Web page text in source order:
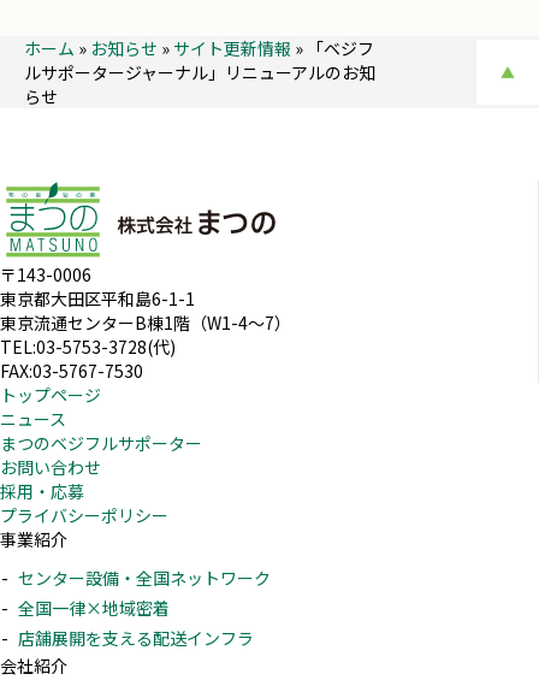
ホーム » お知らせ » サイト更新情報 » 「ベジフ
ルサポータージャーナル」リニューアルのお知
らせ
▲
〒143-0006
東京都大田区平和島6-1-1
東京流通センターB棟1階（W1-4～7）
TEL:03-5753-3728(代)
FAX:03-5767-7530
トップページ
ニュース
まつのベジフルサポーター
お問い合わせ
採用・応募
プライバシーポリシー
事業紹介
センター設備・全国ネットワーク
全国一律×地域密着
店舗展開を支える配送インフラ
会社紹介